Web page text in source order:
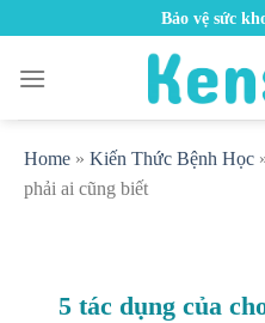
content
Bảo vệ sức
Home » Kiến Thức Bệnh Học
phải ai cũng biết
5 tác dụng của